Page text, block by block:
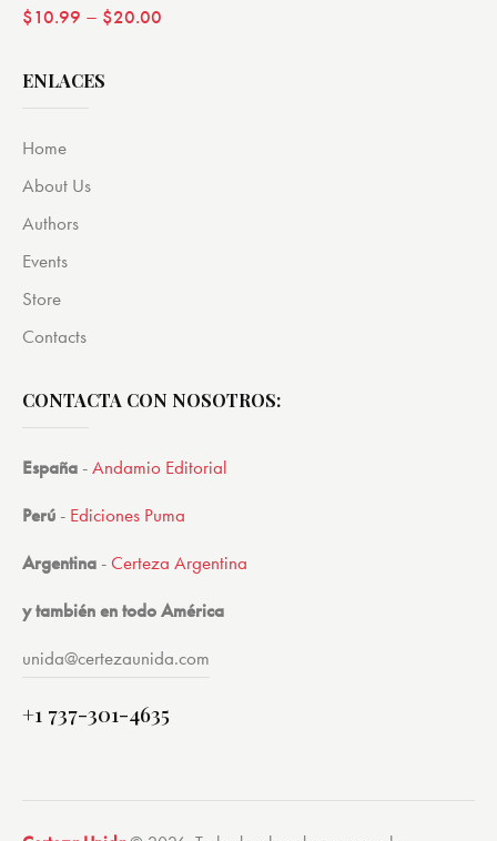
con4.00
$10.99 – $20.00
ENLACES
Home
About Us
Authors
Events
Store
Contacts
CONTACTA CON NOSOTROS:
España -Andamio Editorial
Perú - Ediciones Puma
Argentina -Certeza Argentina
y también en todo América
unida@certezaunida.com
+1 737-301-4635